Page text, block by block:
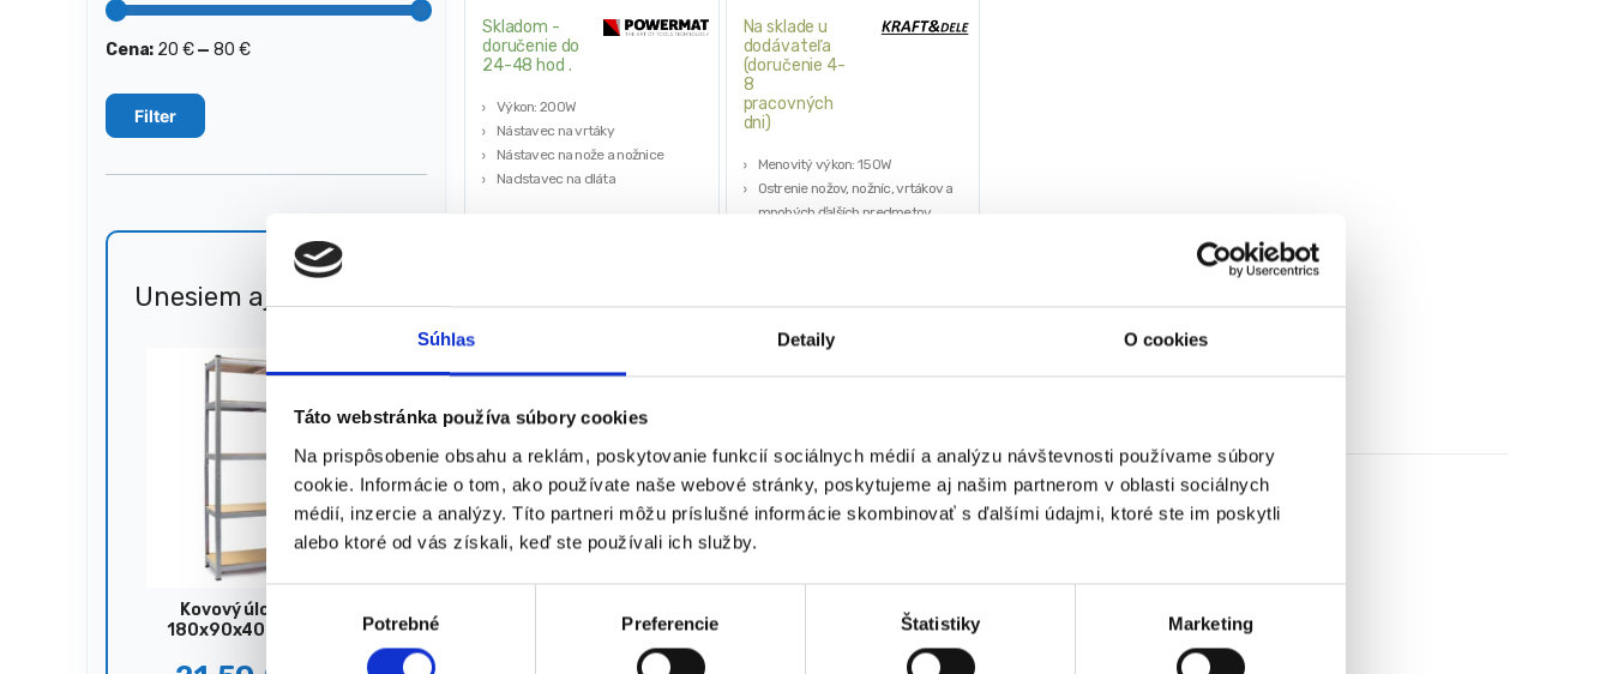
Súhlas Detaily O cookies
Táto webstránka používa súbory cookies
Na prispôsobenie obsahu a reklám, poskytovanie funkcií sociálnych médií a analýzu návštevnosti používame súbory
cookie. Informácie o tom, ako používate naše webové stránky, poskytujeme aj našim partnerom v oblasti sociálnych
médií, inzercie a analýzy. Títo partneri môžu príslušné informácie skombinovať s ďalšími údajmi, ktoré ste im poskytli
alebo ktoré od vás získali, keď ste používali ich služby.
Potrebné Preferencie Štatistiky Marketing
Skladom -
doručenie do
24-48 hod .
Výkon: 200W
Nástavec na vrtáky
Nástavec na nože a nožnice
Nadstavec na dláta
★★★★★
Na sklade u
dodávateľa
(doručenie 4-
8
pracovných
dni)
Menovitý výkon: 150W
Ostrenie nožov, nožníc, vrtákov a
mnohých ďalších predmetov
27,00€
21,95€bez DPH)
★★★★★
Zobrazujú sa 2 výsledky
Minimálna
Maximálna
Filter
Cena: 20 €—80 €
Unesiem aj 🐎 51%
Kovový úložný regál,
180x90x40 cm, 875 kg,